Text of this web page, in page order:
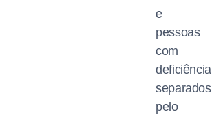
e
pessoas
com
deficiência
separados
pelo